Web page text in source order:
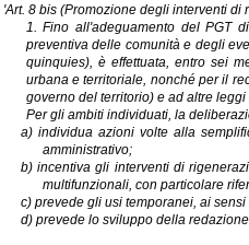
'Art. 8 bis (Promozione degli interventi
1. Fino all'adeguamento del PGT
preventiva delle comunità e degli
quinquies), è effettuata, entro sei
urbana e territoriale, nonché per il
governo del territorio) e ad altre
Per gli ambiti individuati, la
a) individua azioni volte alla
amministrativo;
b)incentiva gli interventi di
multifunzionali, con particolare
c) prevede gli usi temporanei, ai
d) prevede lo sviluppo della